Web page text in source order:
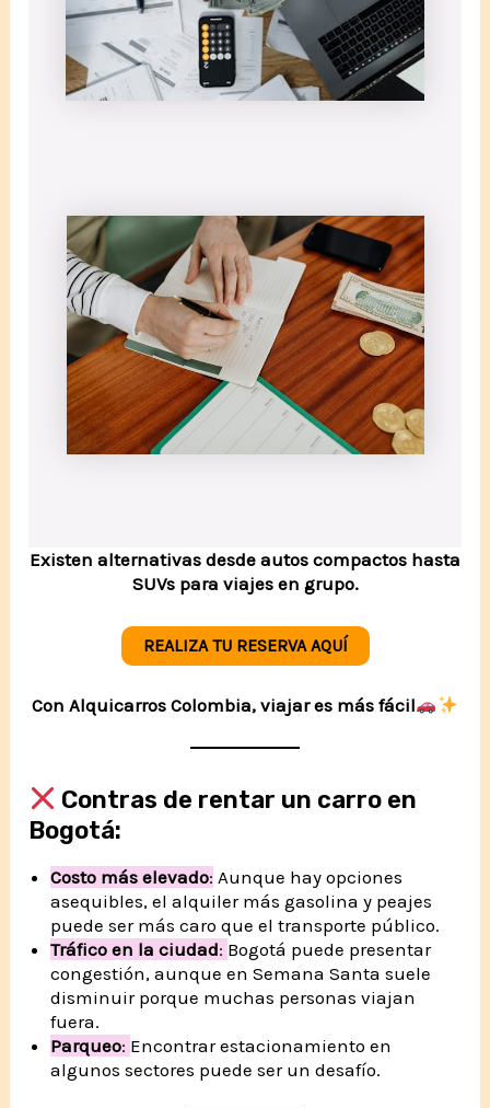
Existen alternativas desde autos compactos hasta
SUVs para viajes en grupo.
REALIZA TU RESERVA AQUÍ
Con Alquicarros Colombia, viajar es más fácil
Contras de rentar un carro en
Bogotá:
Costo más elevado: Aunque hay opciones
asequibles, el alquiler más gasolina y peajes
puede ser más caro que el transporte público.
Tráfico en la ciudad: Bogotá puede presentar
congestión, aunque en Semana Santa suele
disminuir porque muchas personas viajan
fuera.
Parqueo: Encontrar estacionamiento en
algunos sectores puede ser un desafío.